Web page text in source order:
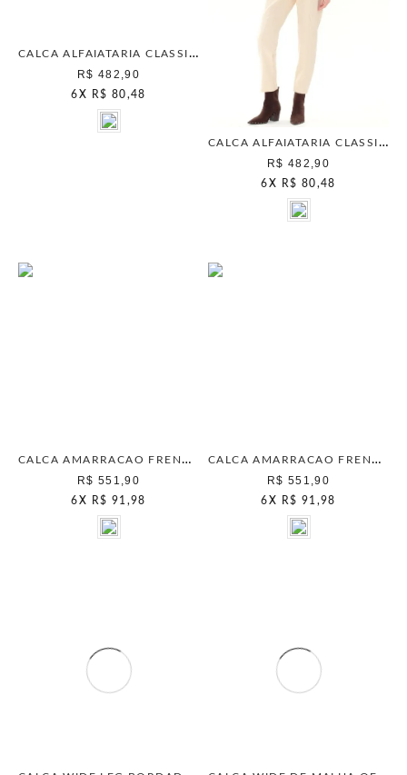
CALCA ALFAIATARIA CLASSICA PRETO
R$ 482,90
6 X R$ 80,48
CALCA ALFAIATARIA CLASSICA WHITE CHOCOLATE
R$ 482,90
6X R$ 80,48
CALCA AMARRACAO FRENTE CAMELO
R$ 551,90
6X R$ 91,98
CALCA AMARRACAO FRENTE OFF WHITE
R$ 551,90
6X R$ 91,98